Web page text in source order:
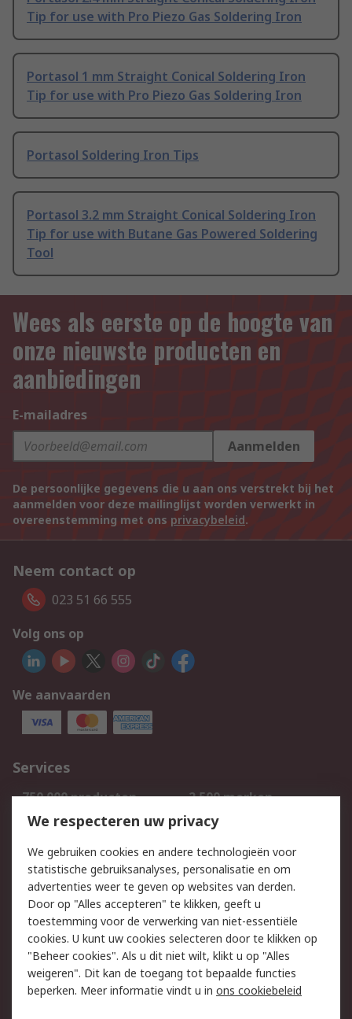
Tip for use with Pro Piezo Gas Soldering Iron
Portasol 1 mm Straight Conical Soldering Iron
Tip for use with Pro Piezo Gas Soldering Iron
Portasol Soldering Iron Tips
Portasol 3.2 mm Straight Conical Soldering Iron
Tip for use with Butane Gas Powered Soldering
Tool
Wees als eerste op de hoogte van
onze nieuwste producten en
aanbiedingen
E-mailadres
Aanmelden
De persoonlijke gegevens die u aan ons verstrekt bij het
aanmelden voor deze mailinglijst worden verwerkt in
overeenstemming met ons privacybeleid.
Neem contact op
023 51 66 555
Volg ons op
We aanvaarden
Services
750.000 producten
2.500 merken
Bestellen
Inkoopoplossingen
Track & Trace
Wettelijk
Cookiebeleid
Email veiligheid
Privacybeleid
Websitevoorwaarden
Algemene
verkoopvoorwaarden
We respecteren uw privacy
We gebruiken cookies en andere technologieën voor
statistische gebruiksanalyses, personalisatie en om
advertenties weer te geven op websites van derden.
Door op "Alles accepteren" te klikken, geeft u
toestemming voor de verwerking van niet-essentiële
cookies. U kunt uw cookies selecteren door te klikken op
"Beheer cookies". Als u dit niet wilt, klikt u op "Alles
weigeren". Dit kan de toegang tot bepaalde functies
beperken. Meer informatie vindt u in ons cookiebeleid